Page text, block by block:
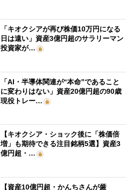
「キオクシアが再び株価10万円になる
日は遠い」資産3億円超のサラリーマン
投資家が…
「AI・半導体関連が“本命”であること
に変わりはない」資産20億円超の90歳
現役トレー…
【キオクシア・ショック後に「株価倍
増」も期待できる注目銘柄5選】資産3
億円超・…
【資産10億円超・かんちさんが厳